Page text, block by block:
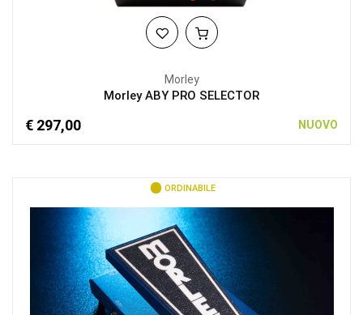
Morley
Morley ABY PRO SELECTOR
€ 297,00 NUOVO
ORDINABILE